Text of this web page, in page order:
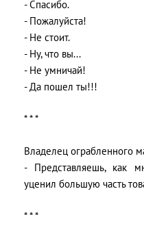
- Спасибо.
- Пожалуйста!
- Не стоит.
- Ну, что вы...
- Не умничай!
- Да пошел ты!!!
* * *
Владелец ограбленного
- Представляешь, как
уценил большую часть
* * *